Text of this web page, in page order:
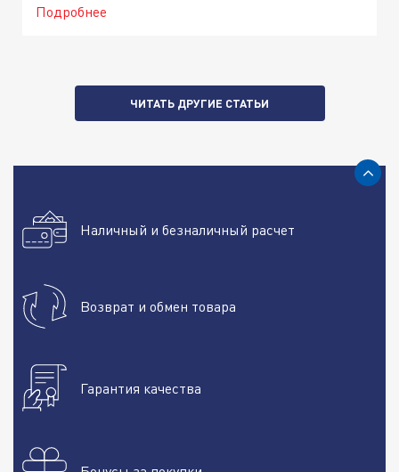
Подробнее
ЧИТАТЬ ДРУГИЕ СТАТЬИ
Наличный и безналичный расчет
Возврат и обмен товара
Гарантия качества